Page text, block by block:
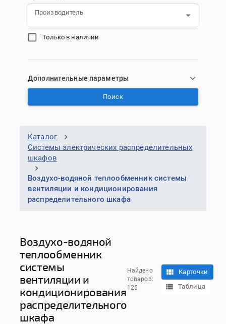
Производитель
Только в наличии
Дополнительные параметры
Поиск
Каталог
Системы электрических распределительных
шкафов
Воздухо-водяной теплообменник системы
вентиляции и кондиционирования
распределительного шкафа
Воздухо-водяной
теплообменник
системы
вентиляции и
кондиционирования
распределительного
шкафа
Найдено
товаров:
125
Карточки
Таблица